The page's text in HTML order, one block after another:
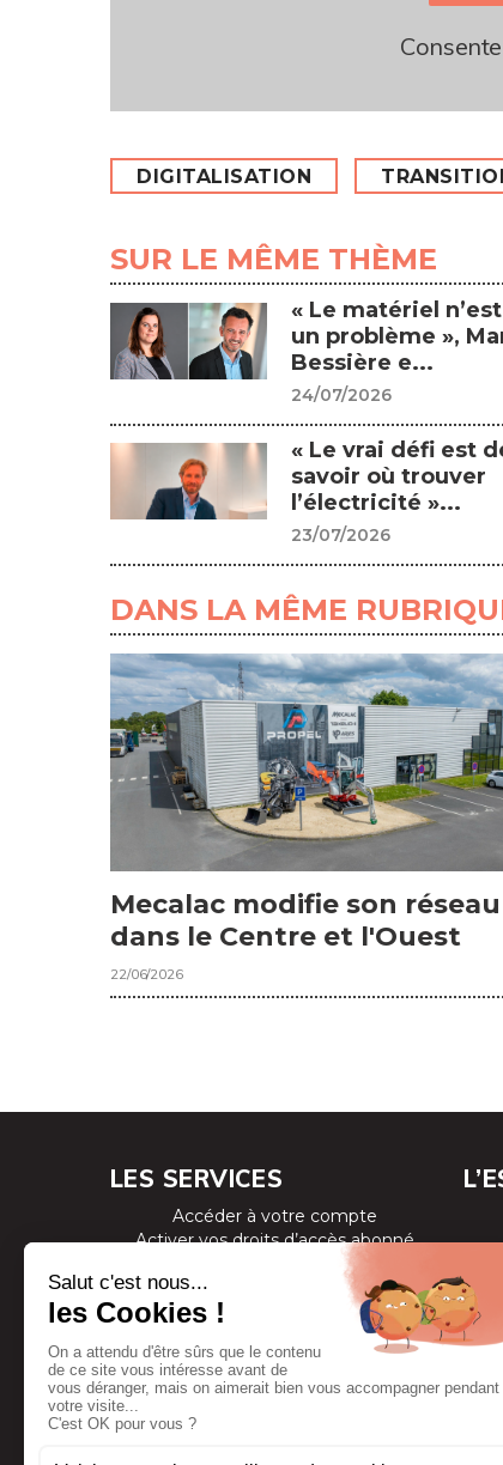
DIGITALISATION
SUR LE MÊME THÈME
« Le matériel
un problème »,
Bessière e...
24/07/2026
« Le vrai défi est
savoir où trouver
l’électricité »...
23/07/2026
DANS LA MÊME
Mecalac modifie son réseau
dans le Centre et l'Ouest
22/06/2026
LES SERVICES
Accéder à votre compte
Activer vos droits d’accès abonné
Consulter les magazines
S’inscrire aux newsletters
Devenir annonceur
Se connecter à l’extranet annonceur
Nous contacter